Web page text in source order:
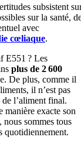
subsistent
sur la santé,
avec
cœliaque.
E551 ? Les
plus de 2 600
De plus, comme il
il n’est pas
l’aliment final.
manière exacte son
sommes tous
quotidiennement.